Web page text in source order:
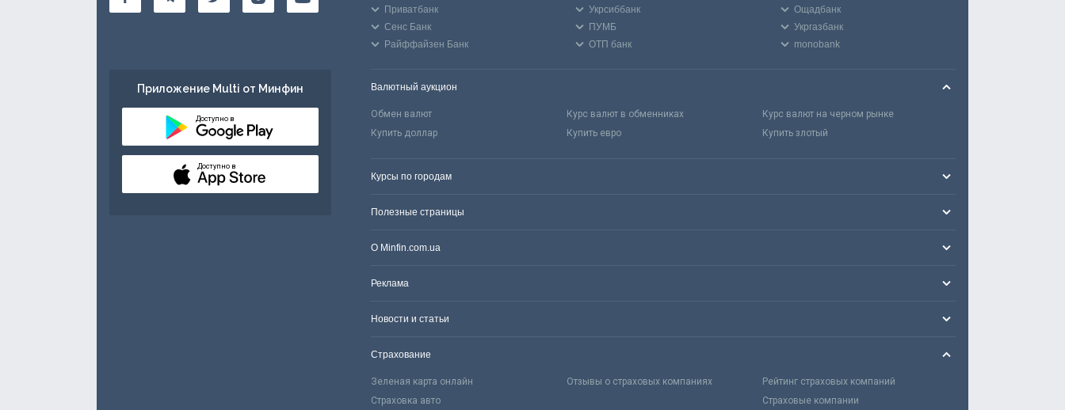
Приложение Multi от Минфин
Доступно в
Доступно в
Приватбанк Укрсиббанк
Ощадбанк
Сенс Банк
ПУМБ
Укргазбанк
Райффайзен Банк
ОТП банк monobank
Валютный аукцион
Обмен валют Курс валют в обменниках
Курс валют на черном рынке
Купить доллар
Купить евро Купить злотый
Курсы по городам
Полезные страницы
О Minfin.com.ua
Реклама
Новости и статьи
Страхование
Зеленая карта онлайн Отзывы о страховых компаниях
Рейтинг страховых компаний
Страховка авто
Страховые компании